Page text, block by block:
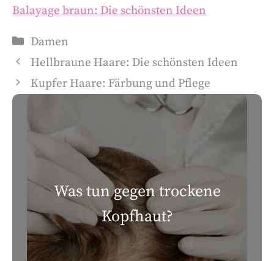
Balayage braun: Die schönsten Ideen
Damen
Hellbraune Haare: Die schönsten Ideen
Kupfer Haare: Färbung und Pflege
Was tun gegen trockene
Kopfhaut?